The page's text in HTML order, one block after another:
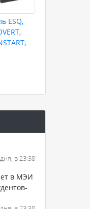
ESQ,
в 23:38
в МЭИ